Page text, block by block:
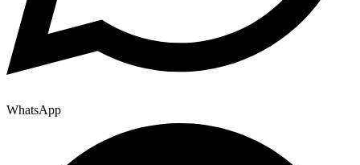
WhatsApp